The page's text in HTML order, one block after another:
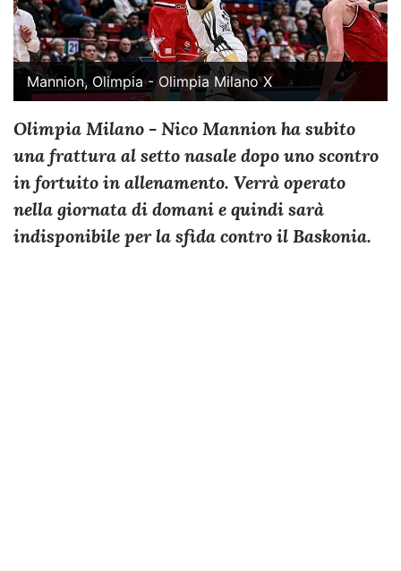
Mannion, Olimpia - Olimpia Milano X
Olimpia Milano - Nico Mannion ha subito
una frattura al setto nasale dopo uno scontro
in fortuito in allenamento. Verrà operato
nella giornata di domani e quindi sarà
indisponibile per la sfida contro il Baskonia.